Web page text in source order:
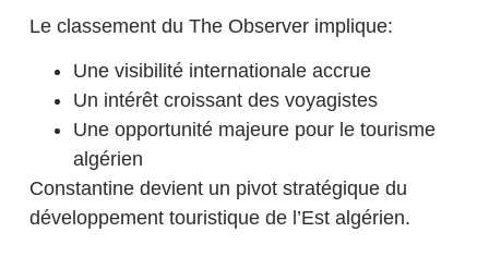
Le classement du The Observer implique:
Une visibilité internationale accrue
Un intérêt croissant des voyagistes
Une opportunité majeure pour le tourisme
algérien
Constantine devient un pivot stratégique du
développement touristique de l’Est algérien.